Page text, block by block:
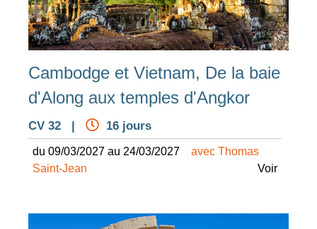
Cambodge et Vietnam, De la baie
d'Along aux temples d'Angkor
CV 32 | 16 jours
du 09/03/2027 au 24/03/2027
avec Thomas
Saint-Jean
Voir